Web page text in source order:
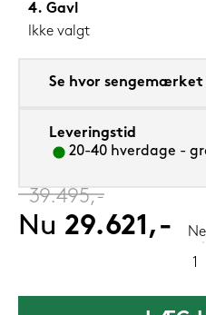
Gavl
Ikke valgt
Se hvor
Leveringstid
20-40 hverdage -
‎39.495,-
Nu 29.621,-